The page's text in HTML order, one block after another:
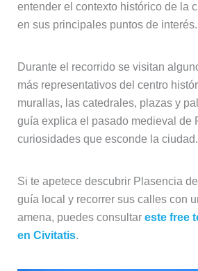
entender el contexto histórico de la
en sus principales puntos de interés.
Durante el recorrido se visitan
más representativos del centro
murallas, las catedrales, plazas y
guía explica el pasado medieval de
curiosidades que esconde la ciudad.
Si te apetece descubrir Plasencia
guía local y recorrer sus calles con
amena, puedes consultar este free
en Civitatis.